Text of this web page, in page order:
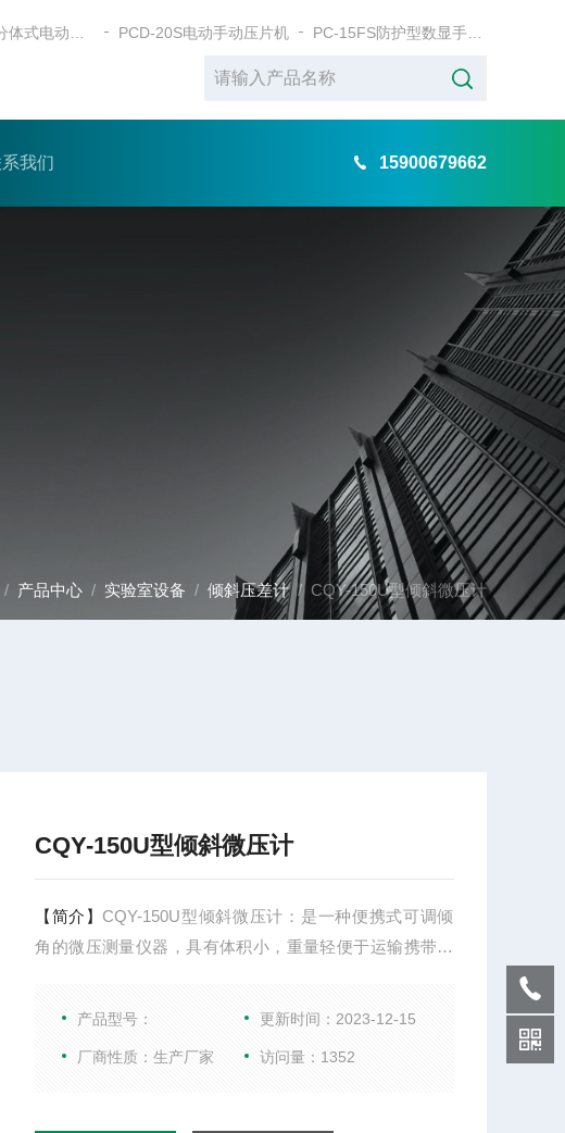
PCD-20S电动手动压片机
我们 15900679662
/ 产品中心 / 实验室设备 / 倾斜压差计/ CQY-150U型倾斜微压计
CQY-150U型倾斜微压计
【简介】 CQY-150U型倾斜微压计：是一种便携式可调倾
角的微压测量仪器，具有体积小，重量轻便于运输携带，
皮托管配合使用，可对煤矿通风网路中的风速、风阻、流
速、流量
产品型号： 更新时间：2023-12-15
厂商性质：生产厂家 访问量：1352